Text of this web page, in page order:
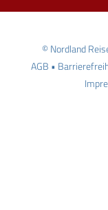
© Nordland
AGB